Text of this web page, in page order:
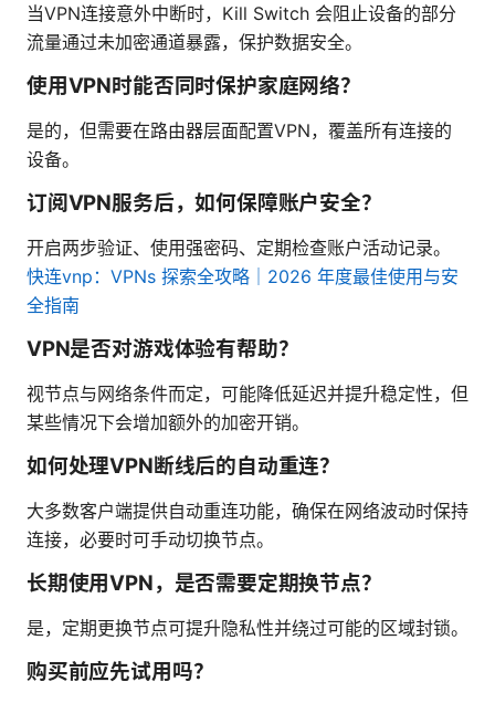
当VPN连接意外中断时，Kill Switch 会阻止设备的部分
流量通过未加密通道暴露，保护数据安全。
使用VPN时能否同时保护家庭网络？
是的，但需要在路由器层面配置VPN，覆盖所有连接的
设备。
订阅VPN服务后，如何保障账户安全？
开启两步验证、使用强密码、定期检查账户活动记录。
快连vnp：VPNs 探索全攻略｜2026 年度最佳使用与安
全指南
VPN是否对游戏体验有帮助？
视节点与网络条件而定，可能降低延迟并提升稳定性，但
某些情况下会增加额外的加密开销。
如何处理VPN断线后的自动重连？
大多数客户端提供自动重连功能，确保在网络波动时保持
连接，必要时可手动切换节点。
长期使用VPN，是否需要定期换节点？
是，定期更换节点可提升隐私性并绕过可能的区域封锁。
购买前应先试用吗？